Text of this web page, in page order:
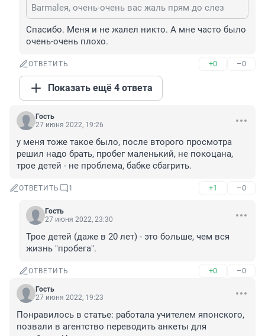
Barmaleя, очень-очень вас жаль прям до слез
Спасибо. Меня и не жалел никто. А мне часто было
очень-очень плохо.
ОТВЕТИТЬ +0 –0
Показать ещё 4 ответа
Гость
27 июня 2022, 19:26
у меня тоже такое было, после второго просмотра
решил надо брать, пробег маленький, не покоцана,
трое детей - не проблема, бабке сбагрить.
ОТВЕТИТЬ 1 +1 –0
Гость
27 июня 2022, 23:30
Трое детей (даже в 20 лет) - это больше, чем вся
жизнь "пробега".
ОТВЕТИТЬ +0 –0
Гость
27 июня 2022, 19:23
Понравилось в статье: работала учителем японского,
позвали в агентство переводить анкеты для